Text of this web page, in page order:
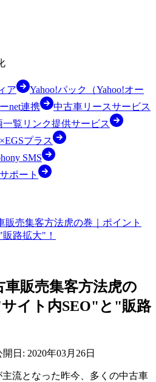
ア
Yahoo!パック（Yahoo!オー
net連携
中古車リースサービス
一覧リンク提供サービス
プラス
SMS
ポート
販売集客方法虎の巻｜ポイント
路拡大"！
車販売集客方法虎の
イト内SEO"と"販路
開日: 2020年03月26日
流となった昨今、多くの中古車